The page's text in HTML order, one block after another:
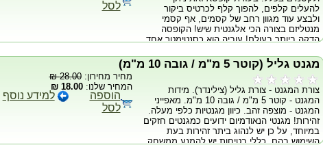
להעלים קלפים, להפוך קלף לכרטיס ביקור
ולבצע עוד מגוון רחב של קסמים, אף קסמי
מנטליזם בצורה הכי אלגנטית שיש! הקופסה
הדקה ביותר בעולם! עוביה הוא כסנטימטר אחד
הקופסא מגיעה עם חוברת הוראות הכוללת מגוון
רעיונות לרוטינות.
לסל
מגנט גליל (קוטר 5 מ"מ / גובה 10 מ"מ)
צורת המגנט - צורת גליל (צילינדר). מידות
המגנט - קוטר 5 מ"מ / גובה 10 מ"מ. מאפייני
המגנט - מוצפה זהב. כיוון מגנטיות כלפי מעלה.
זהירות! מגנטי הנאודמיום ידועים כמגנטים חזקים
במיוחד, על כן יש לנהוג ביתר זהירות בעת
השימוש בהם. כללי בטיחות יש להמנע ממשחק
מחיר מחירון:28.00 ₪
המחיר שלנו:18.00 ₪
הוספה
לסל
למידע נוסף